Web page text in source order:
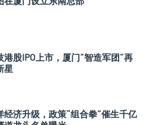
港股IPO上市，厦门”智造军团”再
星
经济升级，政策“组合拳”催生千亿